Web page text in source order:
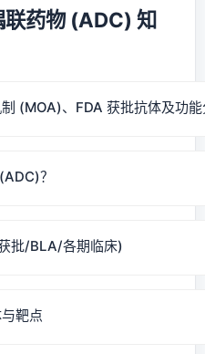
联药物 (ADC) 知
(MOA)、FDA 获批抗体及功
？
批/BLA/各期临床)
靶点